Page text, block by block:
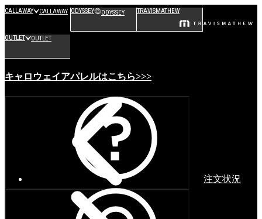
CALLAWAY CALLAWAY ODYSSEY ODYSSEY TRAVISMATHEW
OUTLET OUTLET
キャロウェイアパレルはこちら>>>
注文状況